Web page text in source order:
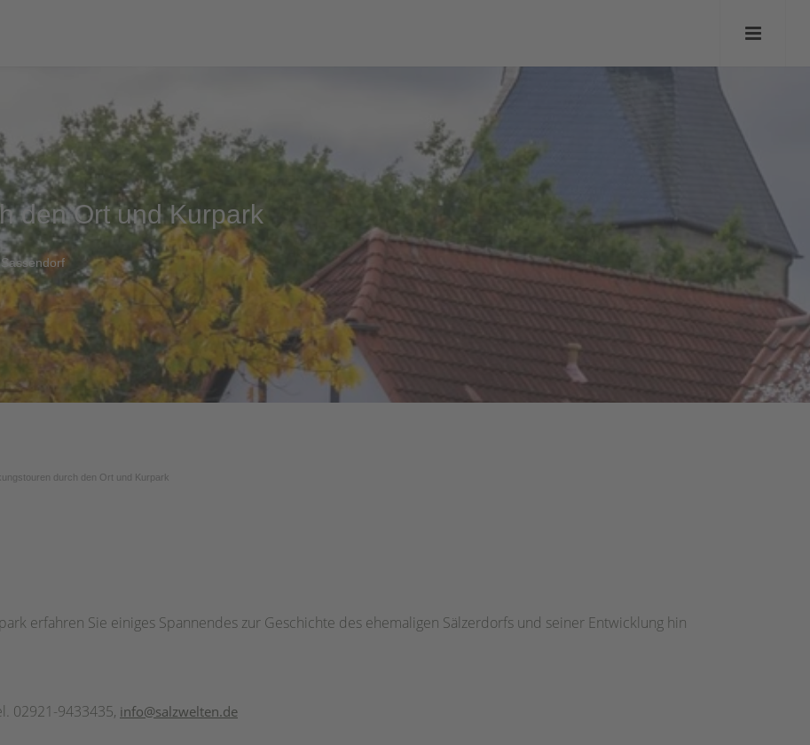
den Ort und Kurpark
durch den Ort und Kurpark
erfahren Sie einiges Spannendes zur Geschichte des ehemaligen Sälzerdorfs und seiner Entwicklung hin
02921-9433435, info@salzwelten.de